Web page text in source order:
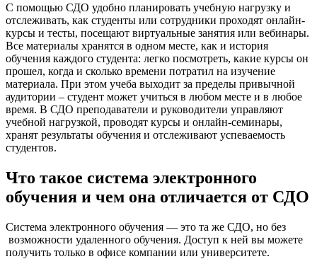
С помощью СДО удобно планировать учебную нагрузку и
отслеживать, как студенты или сотрудники проходят онлайн-
курсы и тесты, посещают виртуальные занятия или вебинары.
Все материалы хранятся в одном месте, как и история
обучения каждого студента: легко посмотреть, какие курсы он
прошел, когда и сколько времени потратил на изучение
материала. При этом учеба выходит за пределы привычной
аудитории – студент может учиться в любом месте и в любое
время. В СДО преподаватели и руководители управляют
учебной нагрузкой, проводят курсы и онлайн-семинары,
хранят результаты обучения и отслеживают успеваемость
студентов.
Что такое система электронного
обучения и чем она отличается от СДО
Система электронного обучения — это та же СДО, но без
возможности удаленного обучения. Доступ к ней вы можете
получить только в офисе компании или университете.